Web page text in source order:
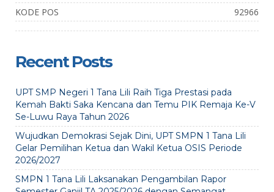
KODE POS
92966
Recent Posts
UPT SMP Negeri 1 Tana Lili Raih Tiga Prestasi pada
Kemah Bakti Saka Kencana dan Temu PIK Remaja Ke-V
Se-Luwu Raya Tahun 2026
Wujudkan Demokrasi Sejak Dini, UPT SMPN 1 Tana Lili
Gelar Pemilihan Ketua dan Wakil Ketua OSIS Periode
2026/2027
SMPN 1 Tana Lili Laksanakan Pengambilan Rapor